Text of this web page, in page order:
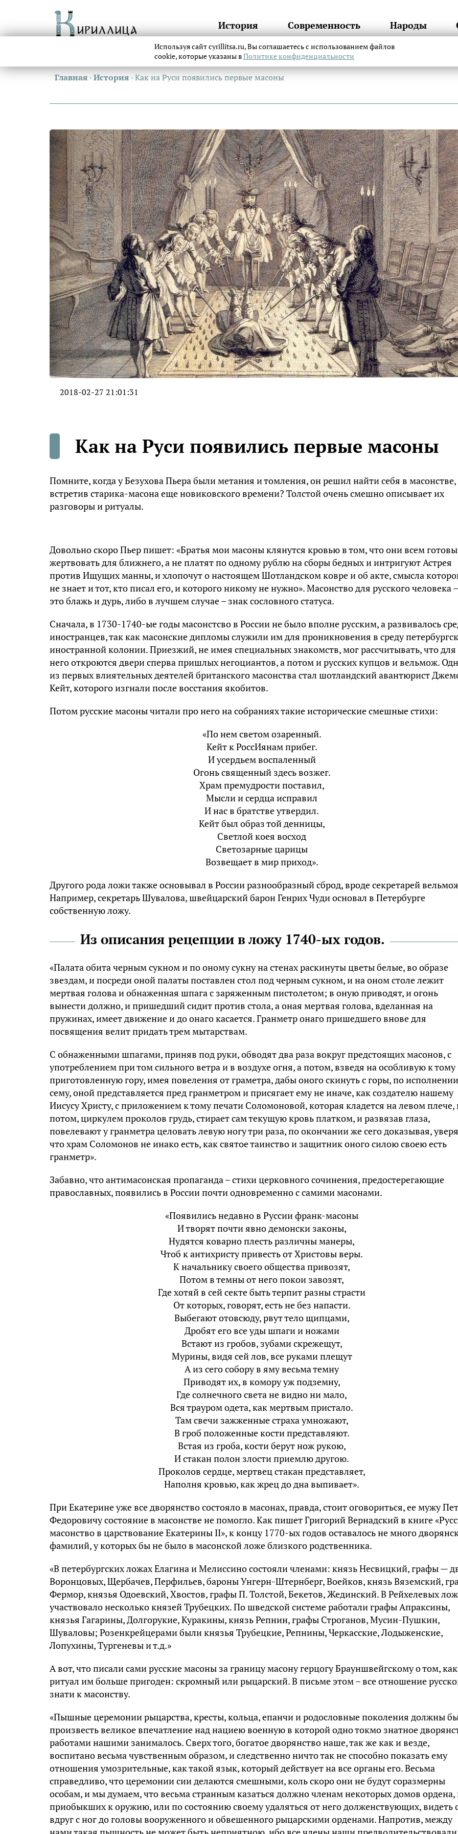
История Современность Народы
Главная ›История ›Как на Руси появились первые масоны
2018-02-27 21:01:31
Как на Руси появились первые масоны
Помните, когда у Безухова Пьера были метания и томления, он решил найти себя в масонстве,
встретив старика-масона еще новиковского времени? Толстой очень смешно описывает их
разговоры и ритуалы.
Довольно скоро Пьер пишет: «Братья мои масоны клянутся кровью в том, что они всем готовы
жертвовать для ближнего, а не платят по одному рублю на сборы бедных и интригуют Астрея
против Ищущих манны, и хлопочут о настоящем Шотландском ковре и об акте, смысла
не знает и тот, кто писал его, и которого никому не нужно». Масонство для русского человека –
это блажь и дурь, либо в лучшем случае – знак сословного статуса.
Сначала, в 1730-1740-ые годы масонстсво в России не было вполне русским, а развивалось
иностранцев, так как масонские дипломы служили им для проникновения в среду
иностранной колонии. Приезжий, не имея специальных знакомств, мог рассчитывать, что для
него откроются двери сперва пришлых негоциантов, а потом и русских купцов и вельмож.
из первых влиятельных деятелей британского масонства стал шотландский авантюрист
Кейт, которого изгнали после восстания якобитов.
Потом русские масоны читали про него на собраниях такие исторические смешные стихи:
«По нем светом озаренный.
Кейт к РоссИянам прибег.
И усердьем воспаленный
Огонь священный здесь возжег.
Храм премудрости поставил,
Мысли и сердца исправил
И нас в братстве утвердил.
Кейт был образ той денницы,
Светлой коея восход
Светозарные царицы
Возвещает в мир приход».
Другого рода ложи также основывал в России разнообразный сброд, вроде секретарей
Например, секретарь Шувалова, швейцарский барон Генрих Чуди основал в Петербурге
собственную ложу.
Из описания рецепции в ложу 1740-ых годов.
«Палата обита черным сукном и по оному сукну на стенах раскинуты цветы белые, во образе
звездам, и посреди оной палаты поставлен стол под черным сукном, и на оном столе лежит
мертвая голова и обнаженная шпага с заряженным пистолетом; в оную приводят, и огонь
вынести должно, и пришедший сидит против стола, а оная мертвая голова, вделанная на
пружинах, имеет движение и до онаго касается. Гранметр онаго пришедшего внове для
посвящения велит придать трем мытарствам.
С обнаженными шпагами, приняв под руки, обводят два раза вокруг предстоящих масонов, с
употреблением при том сильного ветра и в воздухе огня, а потом, взведя на особливую к тому
приготовленную гору, имея повеления от граметра, дабы оного скинуть с горы, по исполнении
сему, оной представляется пред гранметром и присягает ему не иначе, как создателю нашему
Иисусу Христу, с приложением к тому печати Соломоновой, которая кладется на левом плече,
потом, циркулем проколов грудь, стирает сам текущую кровь платком, и развязав глаза,
повелевают у гранметра целовать левую ногу три раза, по окончании же сего доказывая,
что храм Соломонов не инако есть, как святое таинство и защитник оного силою своею есть
гранметр».
Забавно, что антимасонская пропаганда – стихи церковного сочинения, предостерегающие
православных, появились в России почти одновременно с самими масонами.
«Появились недавно в Руссии франк-масоны
И творят почти явно демонски законы,
Нудятся коварно плесть различны манеры,
Чтоб к антихристу привесть от Христовы веры.
К начальнику своего общества привозят,
Потом в темны от него покои завозят,
Где хотяй в сей секте быть терпит разны страсти
От которых, говорят, есть не без напасти.
Выбегают отовсюду, рвут тело щипцами,
Дробят его все уды шпаги и ножами
Встают из гробов, зубами скрежещут,
Мурины, видя сей лов, все руками плещут
А из сего собору в яму весьма темну
Приводят их, в комору уж подземну,
Где солнечного света не видно ни мало,
Вся трауром одета, как мертвым пристало.
Там свечи зажженные страха умножают,
В гроб положенные кости представляют.
Встая из гроба, кости берут нож рукою,
И стакан полон злости приемлю другою.
Проколов сердце, мертвец стакан представляет,
Наполня кровью, как жрец до дна выпивает».
При Екатерине уже все дворянство состояло в масонах, правда, стоит оговориться, ее мужу
Федоровичу состояние в масонстве не помогло. Как пишет Григорий Вернадский в книге
масонство в царствование Екатерины II», к концу 1770-ых годов оставалось не много
фамилий, у которых бы не было в масонской ложе близкого родственника.
«В петербургских ложах Елагина и Мелиссино состояли членами: князь Несвицкий, графы —
Воронцовых, Щербачев, Перфильев, бароны Унгерн-Штернберг, Воейков, князь Вяземский,
Фермор, князья Одоевский, Хвостов, графы П. Толстой, Бекетов, Жединский. В Рейхелевых
участвовало несколько князей Трубецких. По шведской системе работали графы Апраксины,
князья Гагарины, Долгорукие, Куракины, князь Репнин, графы Строганов, Мусин-Пушкин,
Шуваловы; Розенкрейцерами были князья Трубецкие, Репнины, Черкасские, Лодыженские,
Лопухины, Тургеневы и т.д.»
А вот, что писали сами русские масоны за границу масону герцогу Брауншвейгскому о том,
ритуал им больше пригоден: скромный или рыцарский. В письме этом – все отношение
знати к масонству.
«Пышные церемонии рыцарства, кресты, кольца, епанчи и родословные поколения должны
произвесть великое впечатление над нациею военную в которой одно токмо знатное
работами нашими занималось. Сверх того, богатое дворянство наше, так же как и везде,
воспитано весьма чувственным образом, и следственно ничто так не способно показать ему
отношения умозрительные, как такой язык, который действует на все органы его. Весьма
справедливо, что церемонии сии делаются смешными, коль скоро они не будут соразмерны
особам, и мы думаем, что весьма странным казаться должно членам некоторых домов ордена,
приобыкших к оружию, или по состоянию своему удаляться от него долженствующих, видеть
вдруг с ног до головы вооруженного и обвешенного рыцарскими орденами. Напротив, между
Используя сайт cyrillitsa.ru, Вы соглашаетесь с использованием файлов
cookie, которые указаны вПолитике конфиденциальности